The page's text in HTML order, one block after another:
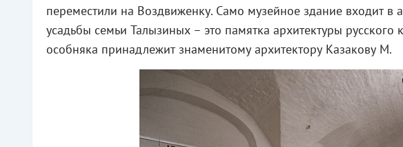
переместили на Воздвиженку. Само музейное здание входит в
усадьбы семьи Талызиных – это памятка архитектуры русского
особняка принадлежит знаменитому архитектору Казакову М.